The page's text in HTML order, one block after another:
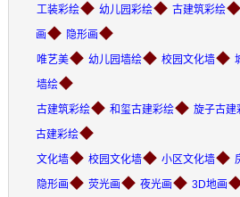
工装彩绘◆ 幼儿园彩绘◆ 古建筑彩绘◆
画◆ 隐形画◆
唯艺美◆ 幼儿园墙绘◆ 校园文化墙◆
墙绘◆
古建筑彩绘◆ 和玺古建彩绘◆ 旋子古建
古建彩绘◆
文化墙◆ 校园文化墙◆ 小区文化墙◆
隐形画◆ 荧光画◆ 夜光画◆ 3D地画